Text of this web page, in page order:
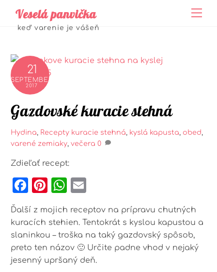
content
Veselá panvička
keď varenie je vášeň
21
SEPTEMBER
2017
Gazdovské kuracie stehná
Hydina, Recepty kuracie stehná, kyslá kapusta, obed,
varené zemiaky,večera 0
Zdieľať recept:
F
c
e
b
o
Pi
t
e
r
e
W
a
ts
A
p
ai
l
Ďalší z mojich receptov na prípravu chutných
kuracích stehien. Tentokrát s kyslou kapustou a
slaninkou – troška na taký gazdovský spôsob,
preto ten názov 🙂 Určite padne vhod v nejaký
jesenný upršaný deň.